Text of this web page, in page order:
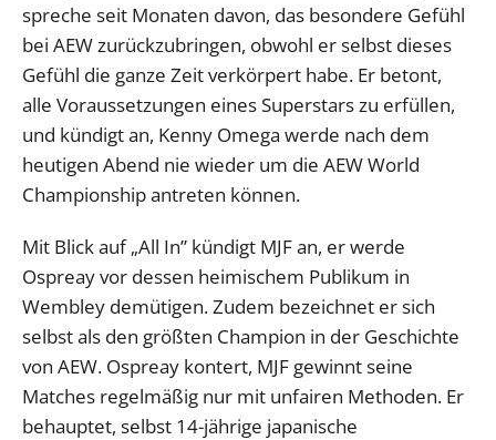
spreche seit Monaten davon, das besondere Gefühl
bei AEW zurückzubringen, obwohl er selbst dieses
Gefühl die ganze Zeit verkörpert habe. Er betont,
alle Voraussetzungen eines Superstars zu erfüllen,
und kündigt an, Kenny Omega werde nach dem
heutigen Abend nie wieder um die AEW World
Championship antreten können.
Mit Blick auf „All In” kündigt MJF an, er werde
Ospreay vor dessen heimischem Publikum in
Wembley demütigen. Zudem bezeichnet er sich
selbst als den größten Champion in der Geschichte
von AEW. Ospreay kontert, MJF gewinnt seine
Matches regelmäßig nur mit unfairen Methoden. Er
behauptet, selbst 14-jährige japanische